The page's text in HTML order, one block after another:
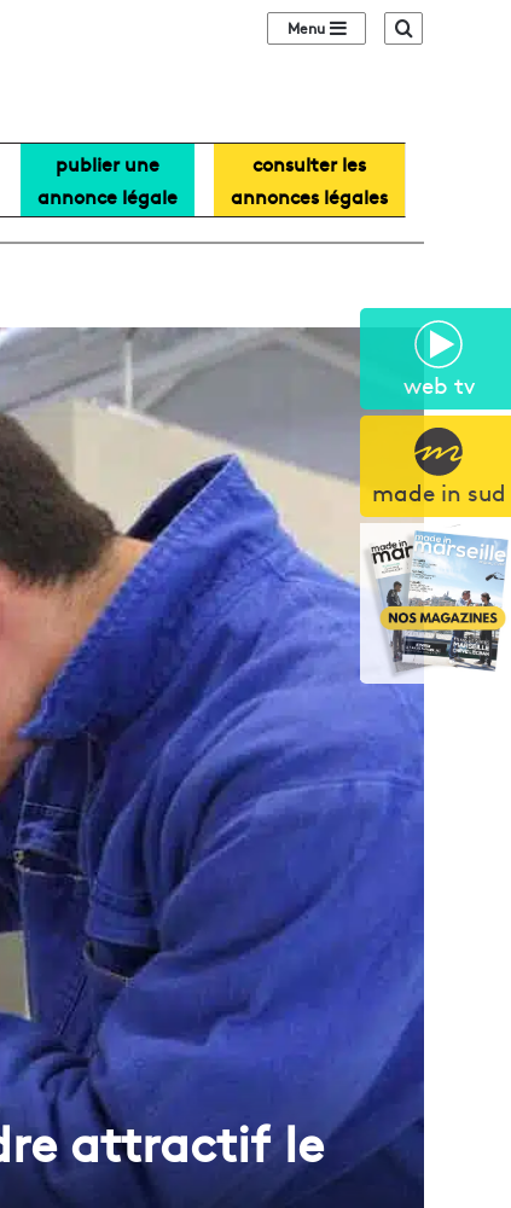
web tv
made in sud
Sidebar (barre
publier une
annonce légale
consulter les
annonces légales
attractif le